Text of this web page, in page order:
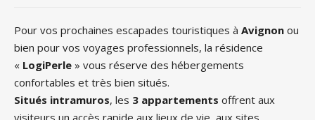
Pour vos prochaines escapades touristiques à Avignon ou
bien pour vos voyages professionnels, la résidence
« LogiPerle » vous réserve des hébergements
confortables et très bien situés.
Situés intramuros, les 3 appartements offrent aux
visiteurs un accès rapide aux lieux de vie, aux sites